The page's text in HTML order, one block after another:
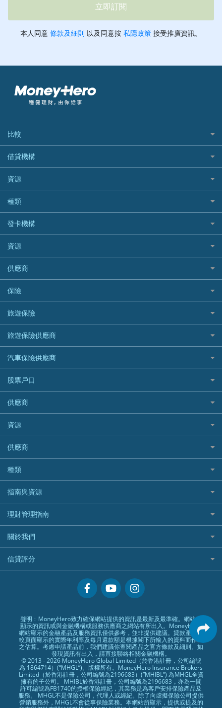
比較
私人貸款比較
稅季/稅務貸款
網上貸款
結餘轉戶(清卡數貸款)
銀行貸款
財務公司貸款
免入息貸款
免TU貸款
急借錢
緊急貸款比較
最佳小額貸款比較
易批必批貸款
24小時貸款
最佳循環貸款
借貸機構
BEA 東亞銀行
BOC 中國銀行
Cashing Pro 優尚信貸
CCB(Asia) 中國建設銀行 (亞洲)
Citibank 花旗銀行
CNCBI 信銀國際
CreFIT 維信
DBS 星展銀行
DSB 大新銀行
HSBC 滙豐銀行貸款
K Cash 貸款
Mox 銀行
National Resources 中潤物業按揭
OCBC 華僑銀行
PrimeCredit 安信信貸
Promise 邦民日本財務
Rabbit Credit月兔信貸
Standard Chartered 渣打銀行
UA 亞洲聯合財務
WeLab Bank
WeLend 貸款
資源
如何申請個人貸款
如何管理個人貸款
個人貸款有用資訊
清卡數貸款教學
循環貸款教學
個人化貸款產品推介 🔥全新
債務重組一覽
供樓利息扣稅
最佳貸款app
種類
網購優惠
精選外幣網購信用卡
尊尚信用卡
公司信用卡
電子錢包信用卡
日本遊信用卡攻略
韓國遊信用卡攻略
台灣遊信用卡攻略
機場貴賓室信用卡
銀聯信用卡
高獎賞信用卡推薦
酒店信用卡
發卡機構
Citibank花旗銀行
AE美國運通
DBS星展銀行
HSBC滙豐銀行
Mox
信銀國際
大新銀行
恒生銀行
Standard Chartered渣打銀行
東亞銀行
SIM
Airwallex信用卡
資源
Black Friday優惠
淘寶付款方式
一田購物優惠日
SOGO感謝祭
HKTVmall優惠碼
交稅優惠
酒店優惠碼
機票優惠碼
供應商
八達通自動增值信用卡
保險
旅遊保險
汽車保險
家居保險
家傭保險
寵物保險
定期人壽保險
危疾保險
年金資訊
樓宇火險
旅遊保險
日本旅遊保險及資訊
泰國旅遊保險及資訊
台灣旅遊保險及資訊
韓國旅遊保險及資訊
歐洲旅遊保險及資訊
越南旅遊保險及資訊
澳洲旅遊保險及資訊
長者嘆世界
家庭親子遊
自駕遊比較
相機有得保
專為孕婦設計的最佳旅遊保險
最佳滑雪旅遊保險
最適合BB的旅遊保險
旅遊保險供應商
AXA 安盛
AIG 美亞
Allianz 安聯
Allied World 世聯
Avo
中國銀行
Bolttech 保特
Blue Cross 藍十字
中國平安
HSBC滙豐銀行
MSIG 三井住友
Prudential 保誠
QBE 昆士蘭
Starr
汽車保險供應商
大新汽車保險
中銀汽車保險
Allianz安聯汽車保險
bolttech保障汽車保險
Zurich蘇黎世汽車保險
QBE昆士蘭汽車保險
平安汽車保險
股票戶口
富途證券
IB盈透證券
老虎證券
uSMART 盈立證券
華盛証券
長橋證券
WeBull微牛證券
漲樂全球通｜華泰國際
OSL
供應商
富途牛牛好唔好？
Webull微牛證券好唔好？
Longbridge長橋證券好唔好？
老虎證券好唔好？
華盛証券好唔好？
漲樂全球通好唔好？
IB盈透證券好唔好？
盈立證券 uSMART 好唔好？
Stashaway好唔好？
資源
股票戶口開戶
證券行邊間好？
港股5隻高息ETF精選
什麼是ETF？
香港30大高息股排行
黃金ETF懶人包
最值得注意的比特幣ETF
選股策略：五步調查攻略
供應商
銀行戶口比較
尊尚銀行戶口
Citi Plus
中信銀行inMotion
Airwallex銀行
種類
定期存款
港元定存
人民幣定存
美元定存
英鎊定存
澳元定存
指南與資源
理財資訊
識慳識賺
債務管理
投資理財
置業安居
專欄文章
理財管理指南
常用相關詞彙
MoneyHero電子報
所有合作銀行或機構
關於我們
服務承諾
網上支援
常見問題
條款及細則
編輯守則
廣告合作
廣告政策
私隱政策
加入我們
信貸評分
聲明﹕MoneyHero致力確保網站提供的資訊是最新及最準確。網站所
顯示的資訊或與金融機構或服務供應商之網站有所出入。MoneyHero
網站顯示的金融產品及服務資訊僅供參考，並非提供建議。貸款產品比
較頁面顯示的實際年利率及每月還款額是根據閣下所輸入的資料而作出
之估算。考慮申請產品前，我們建議你查閱產品之官方條款及細則。如
發現資訊有出入，請直接聯絡相關金融機構。
© 2013 - 2026 MoneyHero Global Limited（於香港註冊，公司編號
為 1864714）(“MHGL”)。版權所有。MoneyHero Insurance Brokers
Limited（於香港註冊，公司編號為2196683）(”MHIBL”) 為MHGL全資
擁有的子公司。 MHIBL於香港註冊，公司編號為2196683，亦為一間
許可編號為FB1740的授權保險經紀，其業務是為客戶安排保險產品及
服務。 MHGL不是保險公司，代理人或經紀。除了向虛擬保險公司提供
營銷服務外，MHGL不會從事保險業務。本網站所顯示，提供或提及的